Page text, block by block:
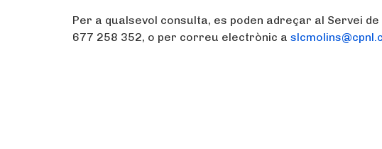
Per a qualsevol consulta, es poden adreçar al Servei
677 258 352, o per correu electrònic a